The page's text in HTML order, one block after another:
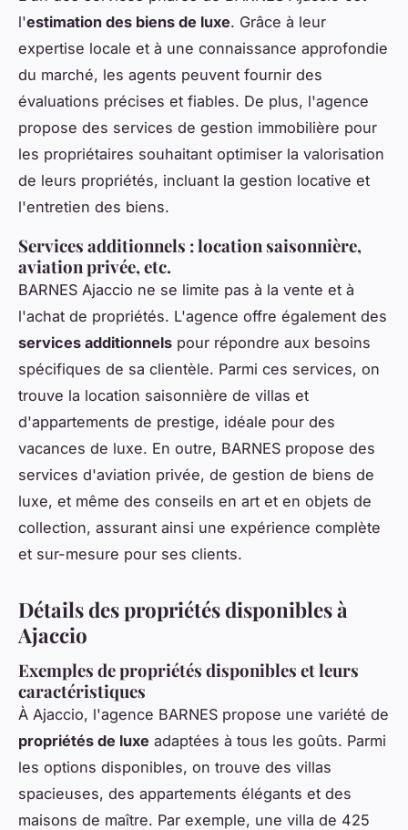
l'estimation des biens de luxe. Grâce à leur
expertise locale et à une connaissance approfondie
du marché, les agents peuvent fournir des
évaluations précises et fiables. De plus, l'agence
propose des services de gestion immobilière pour
les propriétaires souhaitant optimiser la valorisation
de leurs propriétés, incluant la gestion locative et
l'entretien des biens.
Services additionnels : location saisonnière,
aviation privée, etc.
BARNES Ajaccio ne se limite pas à la vente et à
l'achat de propriétés. L'agence offre également des
services additionnels pour répondre aux besoins
spécifiques de sa clientèle. Parmi ces services, on
trouve la location saisonnière de villas et
d'appartements de prestige, idéale pour des
vacances de luxe. En outre, BARNES propose des
services d'aviation privée, de gestion de biens de
luxe, et même des conseils en art et en objets de
collection, assurant ainsi une expérience complète
et sur-mesure pour ses clients.
Détails des propriétés disponibles à
Ajaccio
Exemples de propriétés disponibles et leurs
caractéristiques
À Ajaccio, l'agence BARNES propose une variété de
propriétés de luxe adaptées à tous les goûts. Parmi
les options disponibles, on trouve des villas
spacieuses, des appartements élégants et des
maisons de maître. Par exemple, une villa de 425